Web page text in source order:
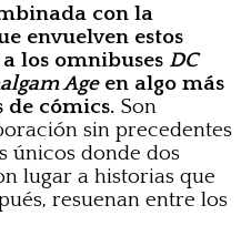
con la
envuelven estos
los omnibuses DC
Ageen algo más
de cómics. Son
sin precedentes
únicos donde dos
lugar a historias que
resuenan entre los